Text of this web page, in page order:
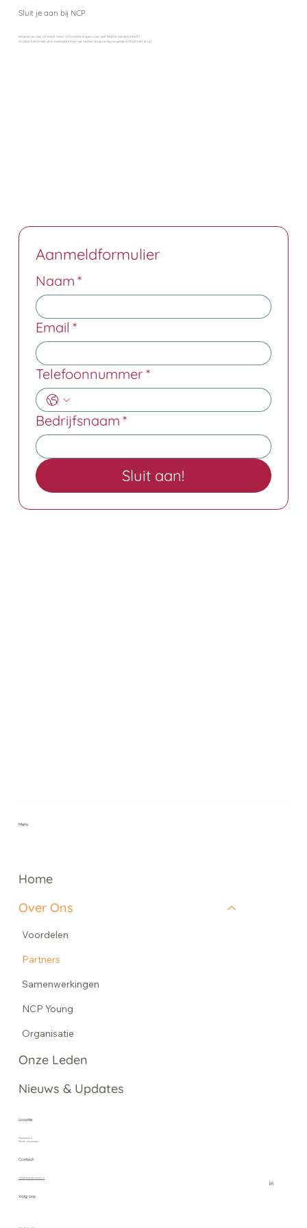
Sluit je aan bij NCP
Wil je lid worden of eerst meer informatie krijgen over wat NCP te bieden heeft?
Vul dan hieronder je e-mailadres in en we nemen zo spoedig mogelijk contact met je op!
Aanmeldformulier
Naam *
Email *
Telefoonnummer*
Bedrijfsnaam *
Sluit aan!
Menu
Home
Over Ons
Voordelen
Partners
Samenwerkingen
NCP Young
Organisatie
Onze Leden
Nieuws & Updates
Contact
info@avproducenten.nl
Locatie
MediArena 2
‍1114 BC Amsterdam
Volg ons